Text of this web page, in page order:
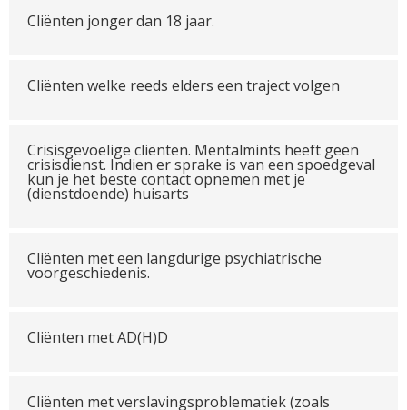
Cliënten jonger dan 18 jaar.
Cliënten welke reeds elders een traject volgen
Crisisgevoelige cliënten. Mentalmints heeft geen
crisisdienst. Indien er sprake is van een spoedgeval
kun je het beste contact opnemen met je
(dienstdoende) huisarts
Cliënten met een langdurige psychiatrische
voorgeschiedenis.
Cliënten met AD(H)D
Cliënten met verslavingsproblematiek (zoals